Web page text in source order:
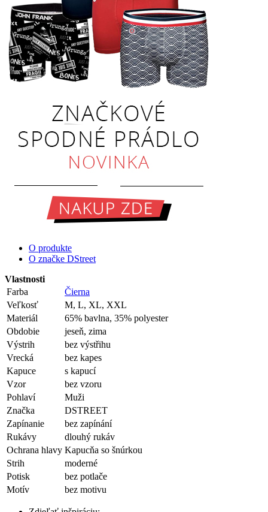
O produkte
O značke DStreet
Vlastnosti
Farba
Čierna
Veľkosť
M, L, XL, XXL
Materiál
65% bavlna, 35% polyester
Obdobie
jeseň, zima
Výstrih
bez výstřihu
Vrecká
bez kapes
Kapuce
s kapucí
Vzor
bez vzoru
Pohlaví
Muži
Značka
DSTREET
Zapínanie
bez zapínání
Rukávy
dlouhý rukáv
Ochrana hlavy Kapucňa so šnúrkou
Strih
moderné
Potisk
bez potlače
Motív
bez motivu